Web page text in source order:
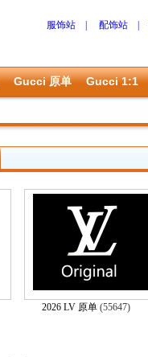
服饰站 配饰站
Gucci 原单 Gucci 1:1
2026 LV 原单 (55647)